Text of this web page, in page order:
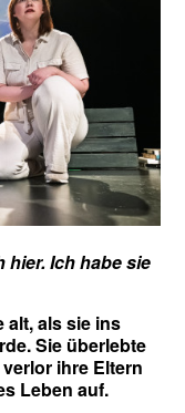
hier. Ich habe sie
alt, als sie ins
Sie überlebte
ihre Eltern
Leben auf.